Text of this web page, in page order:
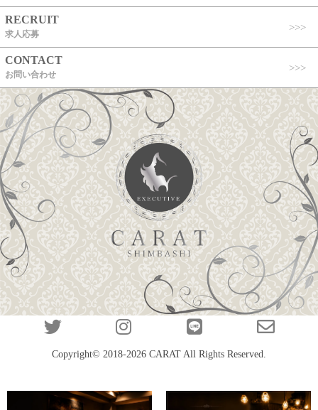
RECRUIT
求人応募
CONTACT
お問い合わせ
Copyright© 2018-2026 CARAT All Rights Reserved.